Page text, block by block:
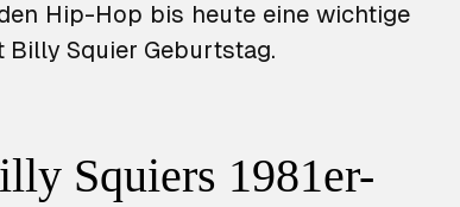
Hip-Hop bis heute eine wichtige
Billy Squier Geburtstag.
Squiers 1981er-